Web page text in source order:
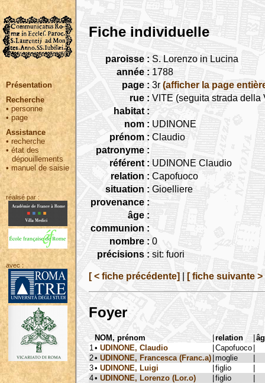
Présentation
Recherche
• personne
•page
Assistance
• recherche
•état des
dépouillements
•manuel de saisie
réalisé par :
avec :
Fiche individuelle
paroisse : S. Lorenzo in Lucina
année : 1788
page : 3r (afficher la page
rue : VITE (seguita strada
habitat :
nom : UDINONE
prénom : Claudio
patronyme :
référent : UDINONE Claudio
relation : Capofuoco
situation : Gioelliere
provenance :
âge :
communion :
nombre : 0
précisions : sit: fuori
[ < fiche précédente] [ fiche suivante >
Foyer
NOM, prénom |relation |
1 • UDINONE, Claudio |Capofuoco |
2• UDINONE, Francesca (Franc.a) |moglie
|
3• UDINONE, Luigi |figlio
|
4• UDINONE, Lorenzo (Lor.o) |figlio |